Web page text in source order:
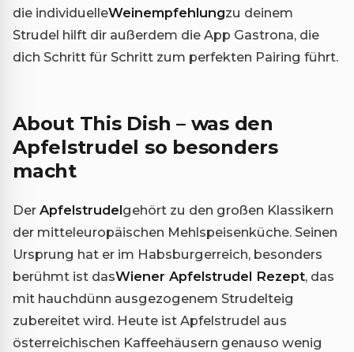
die individuelleWeinempfehlungzu deinem
Strudel hilft dir außerdem die App Gastrona, die
dich Schritt für Schritt zum perfekten Pairing führt.
About This Dish – was den
Apfelstrudel so besonders
macht
Der Apfelstrudelgehört zu den großen Klassikern
der mitteleuropäischen Mehlspeisenküche. Seinen
Ursprung hat er im Habsburgerreich, besonders
berühmt ist dasWiener Apfelstrudel Rezept, das
mit hauchdünn ausgezogenem Strudelteig
zubereitet wird. Heute ist Apfelstrudel aus
österreichischen Kaffeehäusern genauso wenig